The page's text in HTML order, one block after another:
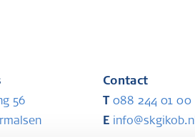
56
Contact
088 244 01 00
Einfo@skgikob.nl